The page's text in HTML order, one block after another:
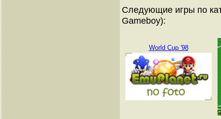
Следующие игры по
Gameboy):
World Cup '98